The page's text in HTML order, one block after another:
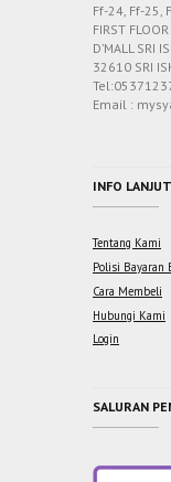
Ff-24, Ff-25,
FIRST FLOOR
D’MALL SRI
32610 SRI
Email :
INFO LANJUT
Tentang Kami
Polisi Bayaran
Cara Membeli
Hubungi Kami
Login
SALURAN